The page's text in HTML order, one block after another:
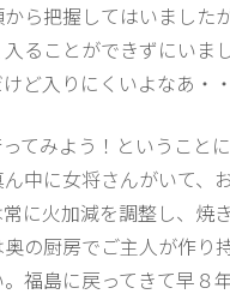
ら把握してはいました
ることができずにいまし
ど入りにくいよなあ・
てみよう！ということ
中に女将さんがいて、
に火加減を調整し、焼
の厨房でご主人が作り
福島に戻ってきて早８